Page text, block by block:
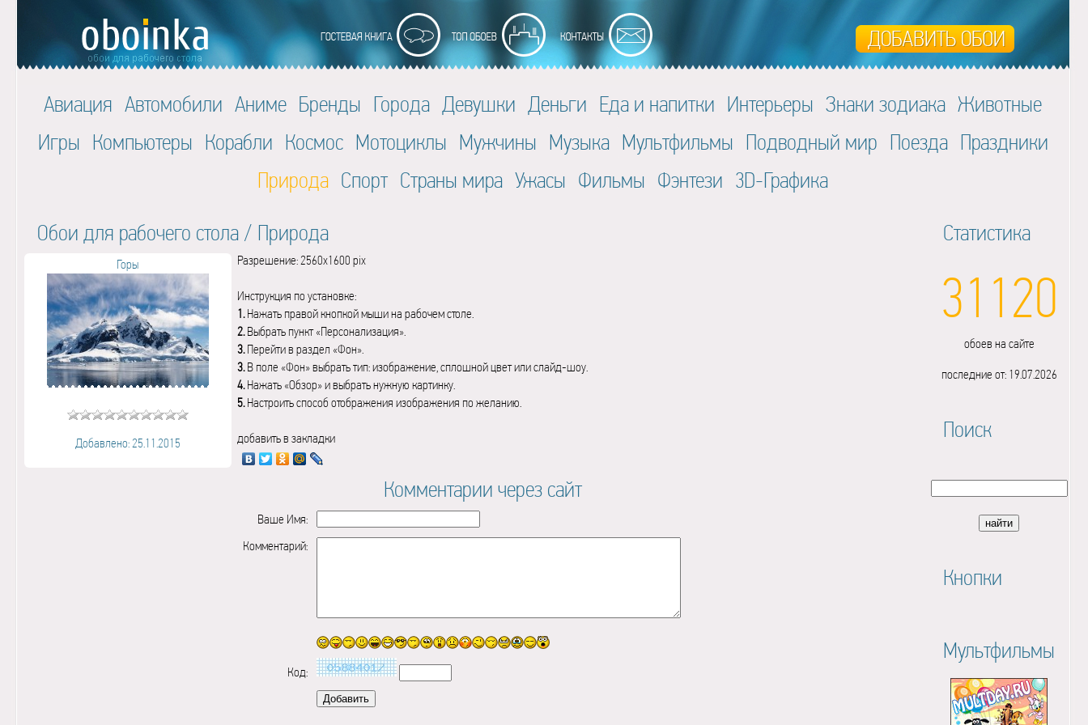
Авиация Автомобили Аниме Бренды Города Девушки Деньги Еда и напитки Интерьеры Знаки зодиака Животные
Игры Компьютеры Корабли Космос Мотоциклы Мужчины Музыка Мультфильмы Подводный мир Поезда Праздники
Природа Спорт Страны мира Ужасы Фильмы Фэнтези 3D-Графика
Обои для рабочего стола/ Природа
Горы
Добавлено: 25.11.2015
Разрешение: 2560x1600 pix
Инструкция по установке:
1.Нажать правой кнопкой мыши на рабочем столе.
2.Выбрать пункт «Персонализация».
3.Перейти в раздел «Фон».
3.В поле «Фон» выбрать тип: изображение, сплошной цвет или слайд-шоу.
4.Нажать «Обзор» и выбрать нужную картинку.
5.Настроить способ отображения изображения по желанию.
добавить в закладки
Комментарии через сайт
Ваше Имя:
Комментарий:
Код:
Статистика
31120
обоев на сайте
последние от: 19.07.2026
Поиск
Кнопки
Мультфильмы